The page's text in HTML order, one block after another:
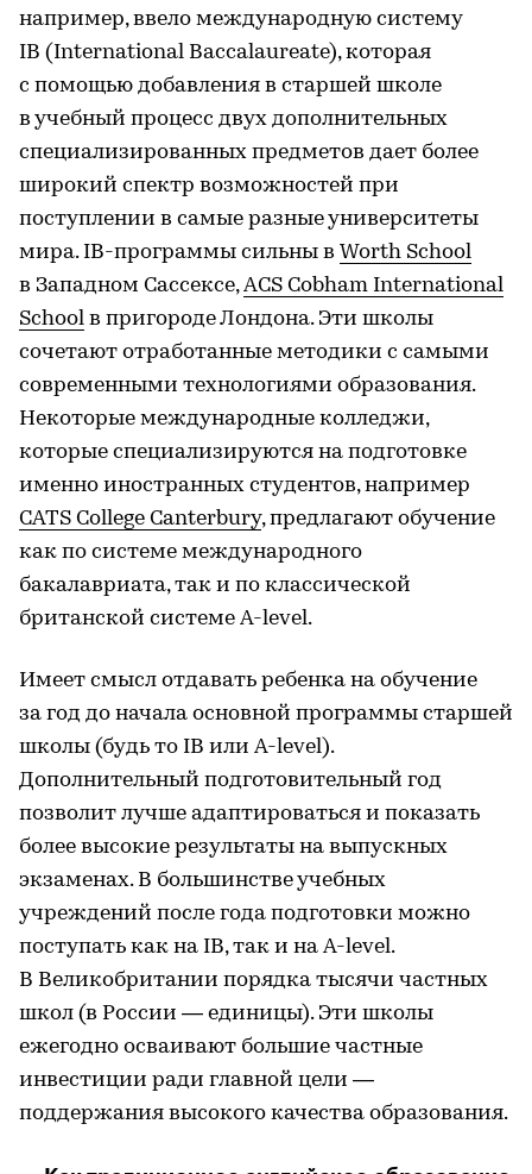
например, ввело международную систему
IB (International Baccalaureate), которая
с помощью добавления в старшей школе
в учебный процесс двух дополнительных
специализированных предметов дает более
широкий спектр возможностей при
поступлении в самые разные университеты
мира. IB-программы сильны в Worth School
в Западном Сассексе,ACS Cobham International
School в пригороде Лондона. Эти школы
сочетают отработанные методики с самыми
современными технологиями образования.
Некоторые международные колледжи,
которые специализируются на подготовке
именно иностранных студентов, например
CATS College Canterbury, предлагают обучение
как по системе международного
бакалавриата, так и по классической
британской системе A-level.
Имеет смысл отдавать ребенка на обучение
за год до начала основной программы старшей
школы (будь то IB или A-level).
Дополнительный подготовительный год
позволит лучше адаптироваться и показать
более высокие результаты на выпускных
экзаменах. В большинстве учебных
учреждений после года подготовки можно
поступать как на IB, так и на A-level.
В Великобритании порядка тысячи частных
школ (в России — единицы). Эти школы
ежегодно осваивают большие частные
инвестиции ради главной цели —
поддержания высокого качества образования.